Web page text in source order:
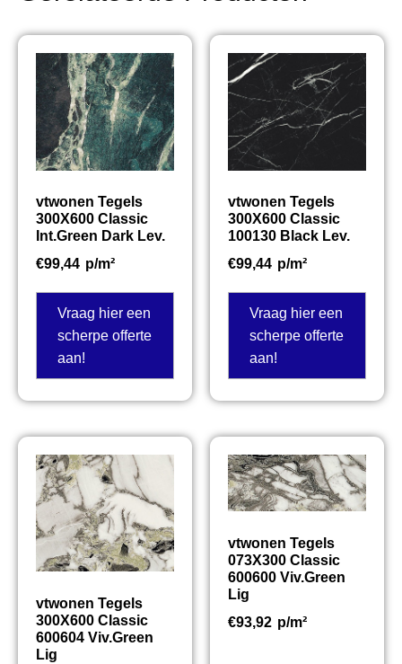
vtwonen Tegels
300X600 Classic
Int.Green Dark Lev.
€99,44 p/m²
Vraag hier een
scherpe offerte
aan!
vtwonen Tegels
300X600 Classic
100130 Black Lev.
€99,44 p/m²
Vraag hier een
scherpe offerte
aan!
vtwonen Tegels
300X600 Classic
600604 Viv.Green
Lig
vtwonen Tegels
073X300 Classic
600600 Viv.Green
Lig
€93,92 p/m²